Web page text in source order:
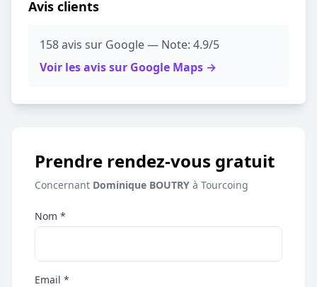
Avis clients
158 avis sur Google — Note: 4.9/5
Voir les avis sur Google Maps →
Prendre rendez-vous gratuit
Concernant Dominique BOUTRY à Tourcoing
Nom *
Email *